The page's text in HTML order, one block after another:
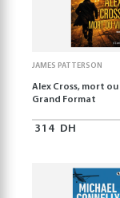
JAMES PATTERSON
Alex Cross, mort ou
Grand Format
314 DH